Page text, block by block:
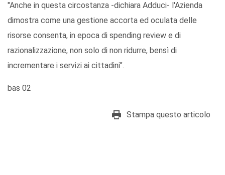
"Anche in questa circostanza -dichiara Adduci- l'Azienda
dimostra come una gestione accorta ed oculata delle
risorse consenta, in epoca di spending review e di
razionalizzazione, non solo di non ridurre, bensì di
incrementare i servizi ai cittadini".
bas 02
Stampa questo articolo